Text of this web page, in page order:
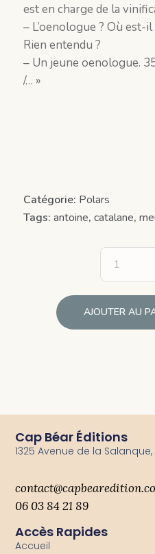
est en charge de la
– L’oenologue ? Où est-il
Rien entendu ?
– Un jeune oenologue.
/… »
Catégorie: Polars
Tags: antoine, catalane,
AJOUTER AU
Accès Rapides
Accueil
Cap Béar Éditions
1325 Avenue de la
06 03 84 21 89